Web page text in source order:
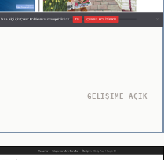
GELİŞİME AÇIK